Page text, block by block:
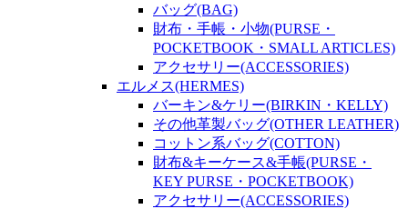
バッグ(BAG)
財布・手帳・小物(PURSE・
POCKETBOOK・SMALL ARTICLES)
アクセサリー(ACCESSORIES)
エルメス(HERMES)
バーキン&ケリー(BIRKIN・KELLY)
その他革製バッグ(OTHER LEATHER)
コットン系バッグ(COTTON)
財布&キーケース&手帳(PURSE・
KEY PURSE・POCKETBOOK)
アクセサリー(ACCESSORIES)